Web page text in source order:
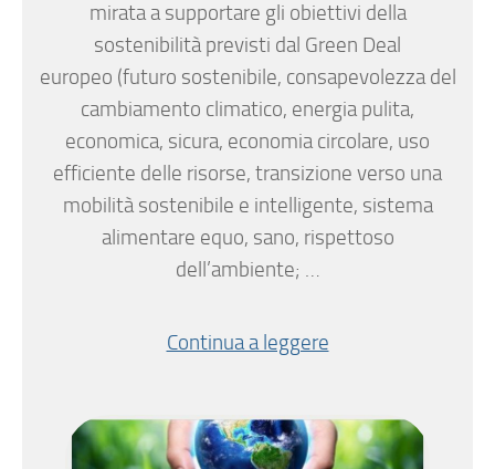
mirata a supportare gli obiettivi della
sostenibilità previsti dal Green Deal
europeo (futuro sostenibile, consapevolezza del
cambiamento climatico, energia pulita,
economica, sicura, economia circolare, uso
efficiente delle risorse, transizione verso una
mobilità sostenibile e intelligente, sistema
alimentare equo, sano, rispettoso
dell’ambiente; …
Continua a leggere